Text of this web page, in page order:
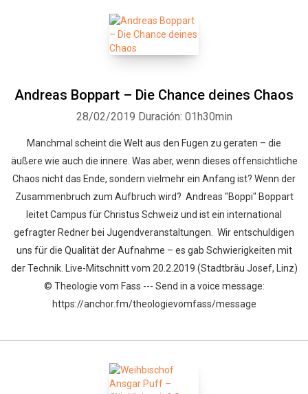
Andreas Boppart – Die Chance deines Chaos
28/02/2019 Duración: 01h30min
Manchmal scheint die Welt aus den Fugen zu geraten – die
äußere wie auch die innere. Was aber, wenn dieses offensichtliche
Chaos nicht das Ende, sondern vielmehr ein Anfang ist? Wenn der
Zusammenbruch zum Aufbruch wird? Andreas "Boppi" Boppart
leitet Campus für Christus Schweiz und ist ein international
gefragter Redner bei Jugendveranstaltungen. Wir entschuldigen
uns für die Qualität der Aufnahme – es gab Schwierigkeiten mit
der Technik. Live-Mitschnitt vom 20.2.2019 (Stadtbräu Josef, Linz)
© Theologie vom Fass --- Send in a voice message:
https://anchor.fm/theologievomfass/message